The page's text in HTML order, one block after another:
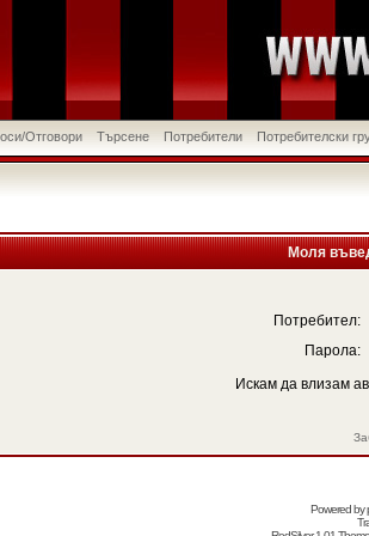
Отговори Търсене Потребители Потребителски
Моля
Потребител:
Парола:
Искам да влизам
Powered by